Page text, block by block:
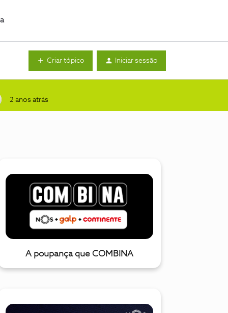
Criar tópico Iniciar sessão
2 anos atrás
A poupança que COMBINA